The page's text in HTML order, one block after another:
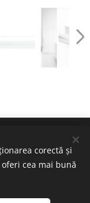
corectă și
cea mai bună